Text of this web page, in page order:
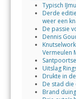
Typisch
Derde
weer een
De passie
Dennis
Vermeulen
Uitslag
Drukte in
De stad
Brand